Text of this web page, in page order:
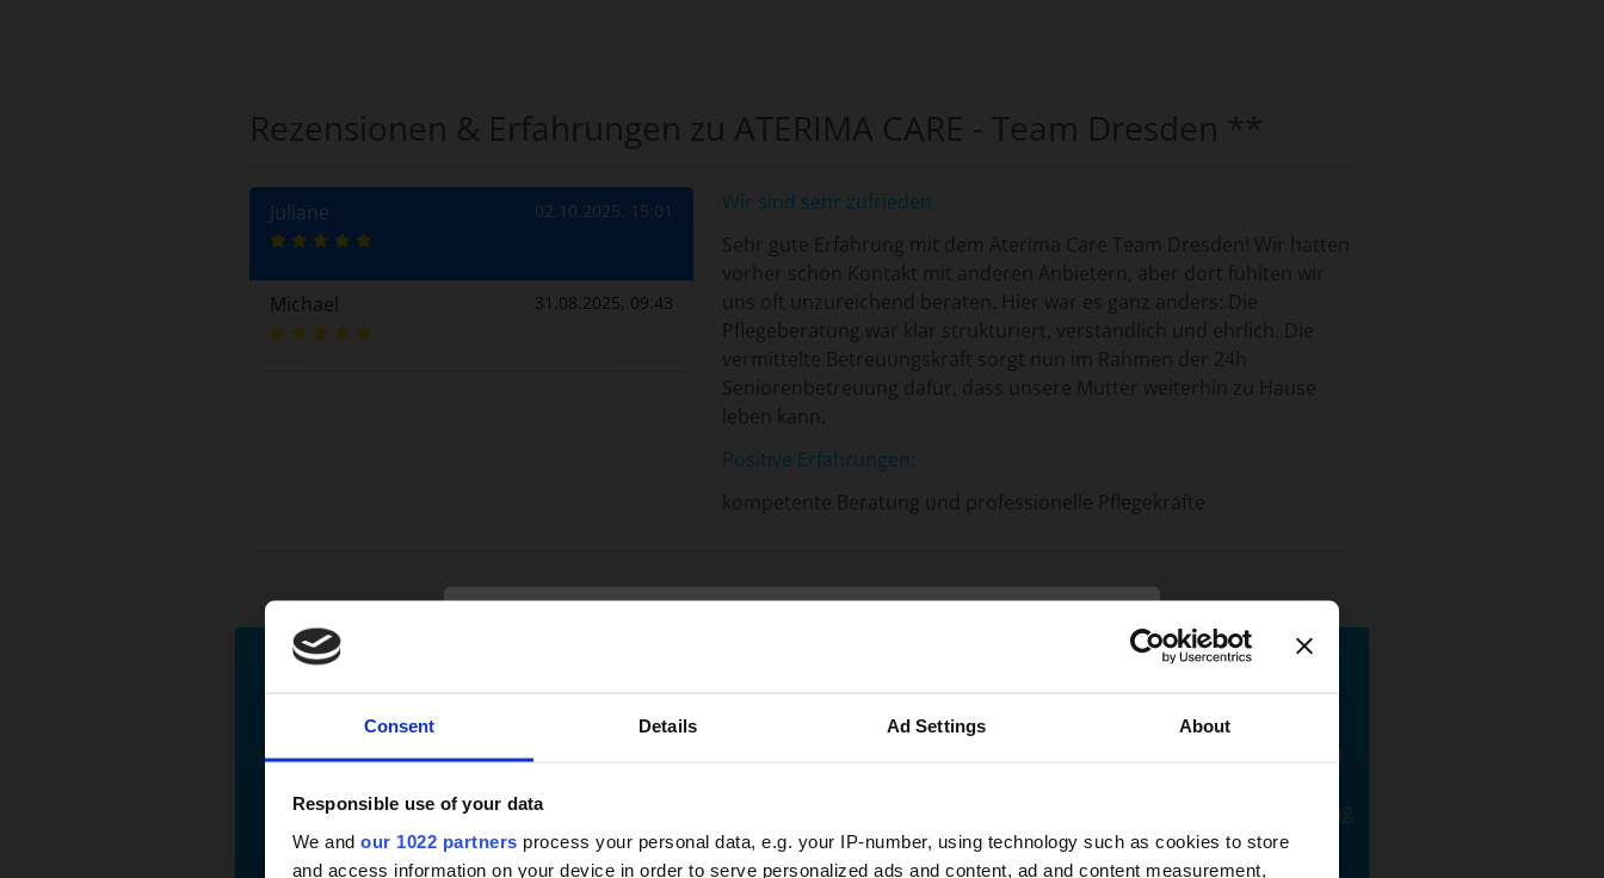
Consent Details Ad Settings About
Responsible use of your data
We and our 1022 partners process your personal data, e.g. your IP-number, using technology such as cookies to store
and access information on your device in order to serve personalized ads and content, ad and content measurement,
Rezensionen & Erfahrungen zu ATERIMA CARE - Team Dresden **
Juliane 02.10.2025, 15:01
Michael 31.08.2025, 09:43
Wir sind sehr zufrieden
Sehr gute Erfahrung mit dem Aterima Care Team Dresden! Wir hatten
vorher schon Kontakt mit anderen Anbietern, aber dort fühlten wir
uns oft unzureichend beraten. Hier war es ganz anders: Die
Pflegeberatung war klar strukturiert, verständlich und ehrlich. Die
vermittelte Betreuungskraft sorgt nun im Rahmen der 24h
Seniorenbetreuung dafür, dass unsere Mutter weiterhin zu Hause
leben kann.
Positive Erfahrungen:
kompetente Beratung und professionelle Pflegekräfte
Bewertungen zu ATERIMA CARE - Team
Der Anbieter ATERIMA CARE - Team Dresden aus Dresden (Sachsen)
Erfahrungen und Bewertungen lesen und auch eine eigene Bewertung
abgeben.
×
24h-Betreuungskraft